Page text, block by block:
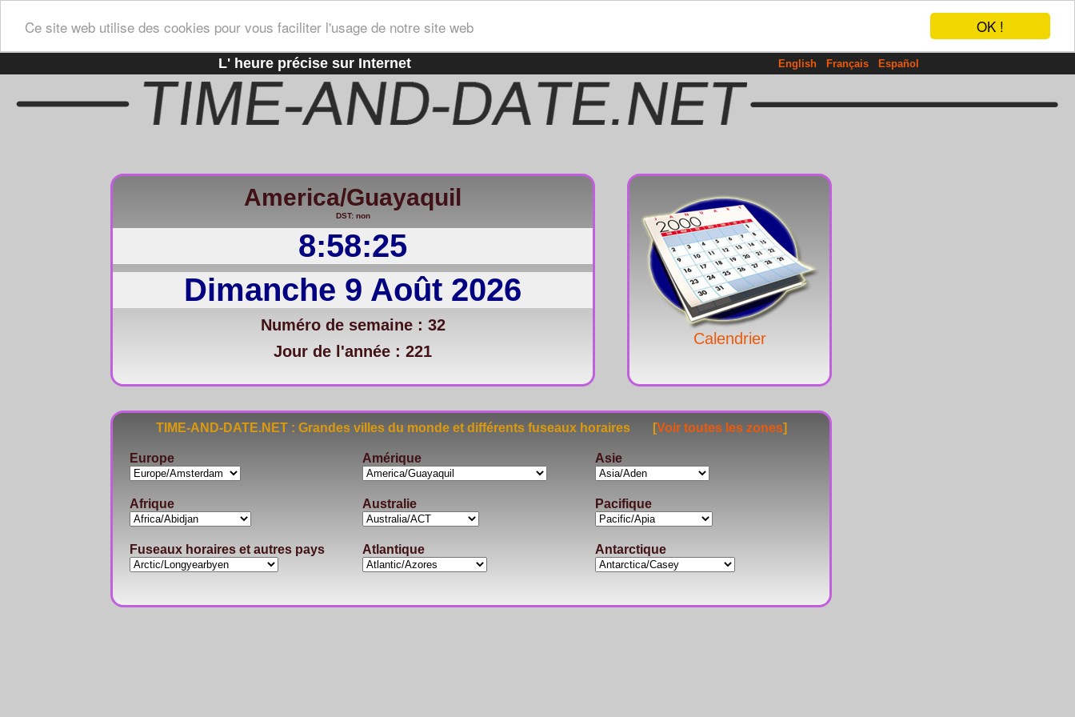
OK !
Ce site web utilise des cookies pour vous faciliter l'usage de notre site web
L' heure précise sur Internet English Français Español
America/Guayaquil
DST: non
8:58:25
Dimanche 9 Août 2026
Numéro de semaine : 32
Jour de l'année : 221
Calendrier
TIME-AND-DATE.NET : Grandes villes du monde et différents fuseaux horaires [Voir toutes les zones]
Europe Amérique Asie
Afrique Australie Pacifique
Fuseaux horaires et autres pays Atlantique Antarctique